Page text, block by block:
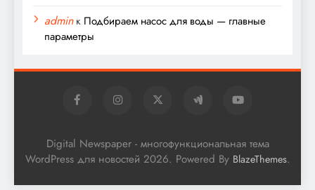
adminк Подбираем насос для воды — главные
параметры
Digital Newspaper - многофункциональная тема
WordPress для новостей 2026. Powered By BlazeThemes.